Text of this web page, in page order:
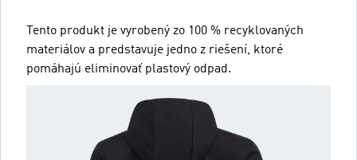
Tento produkt je vyrobený zo 100 % recyklovaných
materiálov a predstavuje jedno z riešení, ktoré
pomáhajú eliminovať plastový odpad.